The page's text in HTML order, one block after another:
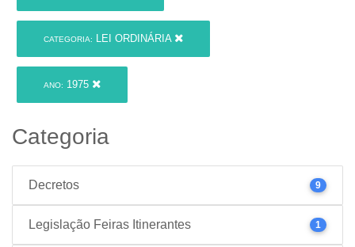
CATEGORIA: LEI ORDINÁRIA
ANO: 1975
Categoria
Decretos 9
Legislação Feiras Itinerantes 1